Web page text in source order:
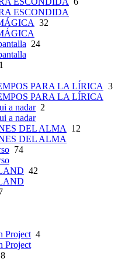
ESCONDIDA
32
24
PARA LA LÍRICA 3
PARA LA LÍRICA
a nadar2
a nadar
DEL ALMA
12
DEL ALMA
74
42
Project 4
Project
8